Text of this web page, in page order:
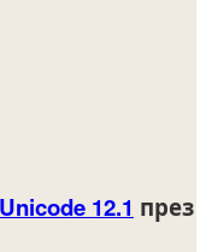
Unicode 12.1 през